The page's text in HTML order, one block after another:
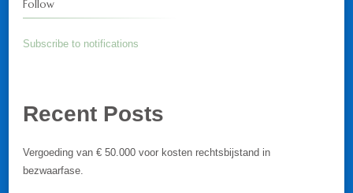
Follow
Subscribe to notifications
Recent Posts
Vergoeding van € 50.000 voor kosten rechtsbijstand in
bezwaarfase.